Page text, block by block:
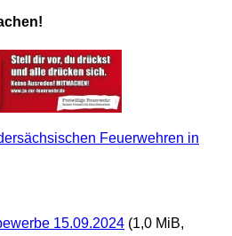
Feuerwehren in
15.09.2024 (1,0 MiB,